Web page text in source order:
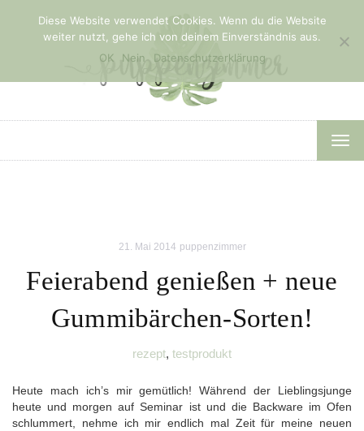
21. Mai 2014 puppenzimmer
Feierabend genießen + neue
Gummibärchen-Sorten!
rezept, testprodukt
Heute mach ich’s mir gemütlich! Während der Lieblingsjunge
heute und morgen auf Seminar ist und die Backware im Ofen
schlummert, nehme ich mir endlich mal Zeit für meine neuen
Diese Website verwendet Cookies. Wenn du die Website
weiter nutzt, gehe ich von deinem Einverständnis aus.
OK
Nein Datenschutzerklärung